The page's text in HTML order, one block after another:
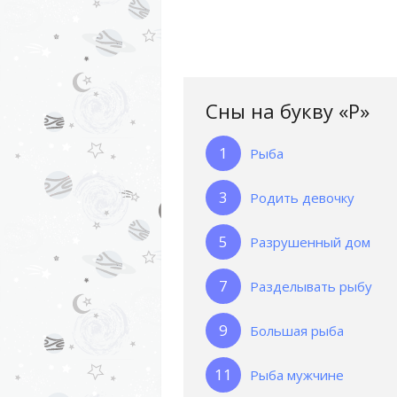
Сны на букву «Р‎»‎
Рыба
Родить девочку
Разрушенный дом
Разделывать рыбу
Большая рыба
Рыба мужчине